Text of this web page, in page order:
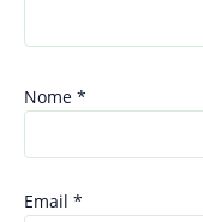
Nome *
Email *